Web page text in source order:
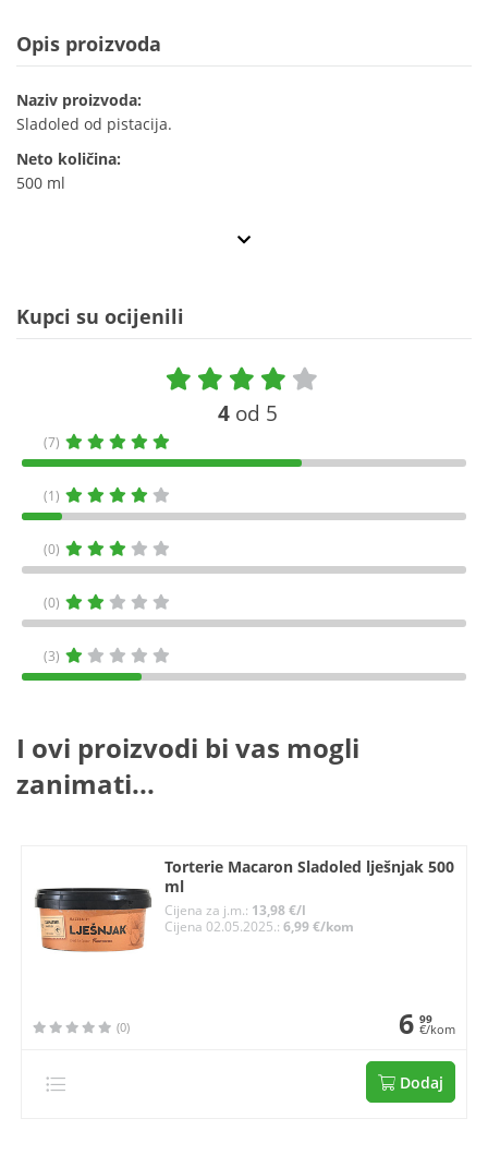
Opis proizvoda
Naziv proizvoda:
Sladoled od pistacija.
Neto količina:
500 ml
Kupci su ocijenili
4 od 5
(7)
(1)
(0)
(0)
(3)
I ovi proizvodi bi vas mogli
zanimati...
Torterie Macaron Sladoled lješnjak 500
ml
Cijena za j.m.: 13,98 €/l
Cijena 02.05.2025.:6,99 €/kom
(0) 6 99
€/kom
Dodaj